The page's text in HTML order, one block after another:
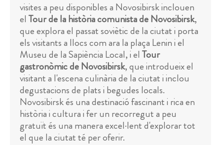
visites a peu disponibles a Novosibirsk inclouen
el Tour de la història comunista de Novosibirsk,
que explora el passat soviètic de la ciutat i porta
els visitants a llocs com ara la plaça Lenin i el
Museu de la Sapiència Local, i el Tour
gastronòmic de Novosibirsk, que introdueix el
visitant a l'escena culinària de la ciutat i inclou
degustacions de plats i begudes locals.
Novosibirsk és una destinació fascinant i rica en
història i cultura i fer un recorregut a peu
gratuït és una manera excel·lent d'explorar tot
el que la ciutat té per oferir.